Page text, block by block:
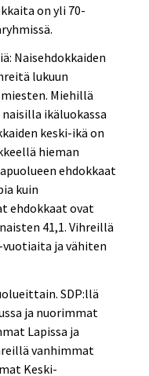
on yli 70-
Naisehdokkaiden
lukuun
Miehillä
ikäluokassa
keski-ikä on
hieman
ehdokkaat
kuin
ehdokkaat ovat
41,1. Vihreillä
ja vähiten
SDP:llä
ja nuorimmat
Lapissa ja
vanhimmat
Keski-